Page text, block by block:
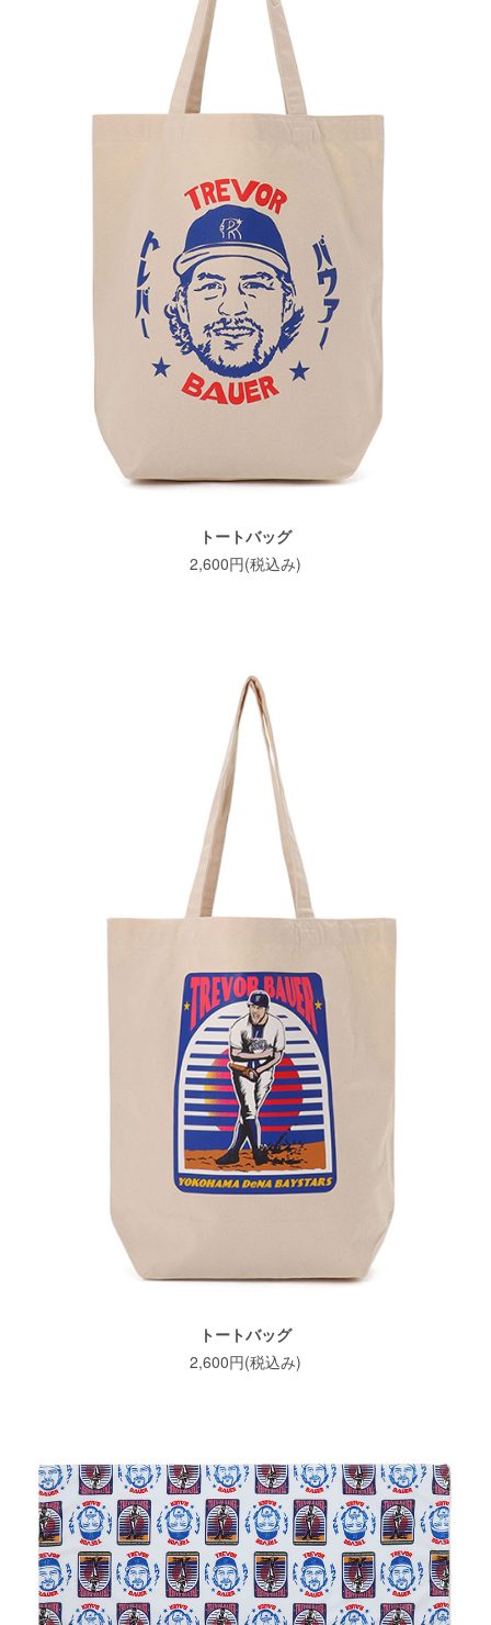
トートバッグ
2,600円(税込み)
トートバッグ
2,600円(税込み)